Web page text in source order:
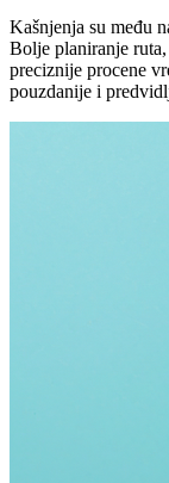
Kašnjenja su među
Bolje planiranje
preciznije procene
pouzdanije i